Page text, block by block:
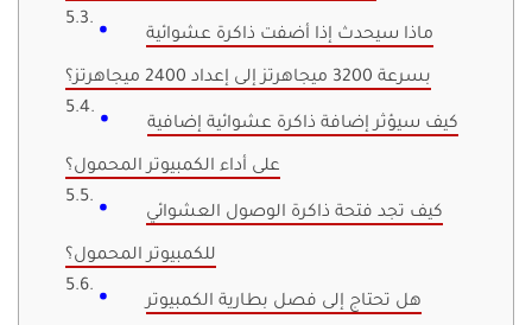
ماذا سيحدث إذا أضفت ذاكرة عشوائية
بسرعة 3200 ميجاهرتز إلى إعداد 2400 ميجاهرتز؟
كيف سيؤثر إضافة ذاكرة عشوائية إضافية
على أداء الكمبيوتر المحمول؟
كيف تجد فتحة ذاكرة الوصول العشوائي
للكمبيوتر المحمول؟
هل تحتاج إلى فصل بطارية الكمبيوتر